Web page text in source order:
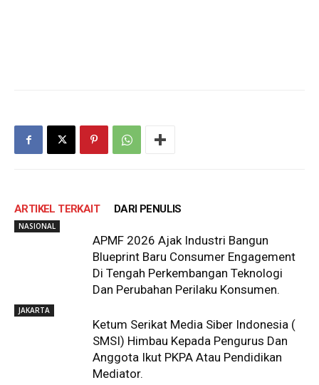
ARTIKEL TERKAIT DARI PENULIS
NASIONAL
APMF 2026 Ajak Industri Bangun
Blueprint Baru Consumer Engagement
Di Tengah Perkembangan Teknologi
Dan Perubahan Perilaku Konsumen.
JAKARTA
Ketum Serikat Media Siber Indonesia (
SMSI) Himbau Kepada Pengurus Dan
Anggota Ikut PKPA Atau Pendidikan
Mediator.